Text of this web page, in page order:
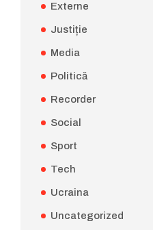
Externe
Justiție
Media
Politică
Recorder
Social
Sport
Tech
Ucraina
Uncategorized